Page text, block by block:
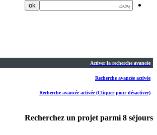
Activer la recherche avancée
Recherche avancée activée
Recherche avancée activée (Cliquer pour désactiver)
Recherchez un projet parmi 8 séjours